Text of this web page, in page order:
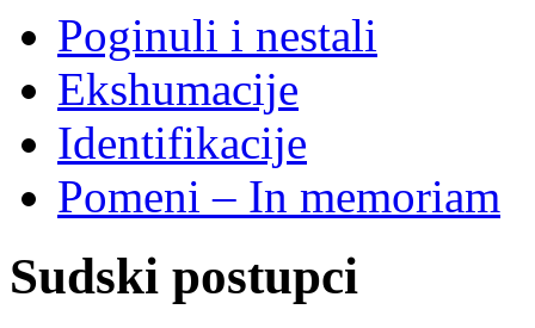
Poginuli i nestali
Ekshumacije
Identifikacije
Pomeni – In memoriam
Sudski postupci